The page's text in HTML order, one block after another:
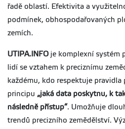
řadě oblastí. Efektivita a
podmínek, obhospodařovaných
zemích.
UTIPA.INFOje komplexní systém
lidí se vztahem k preciznímu
každému, kdo respektuje
principu „jaká data poskytnu, k
následně přístup“. Umožňuje
trendů precizního zemědělství.